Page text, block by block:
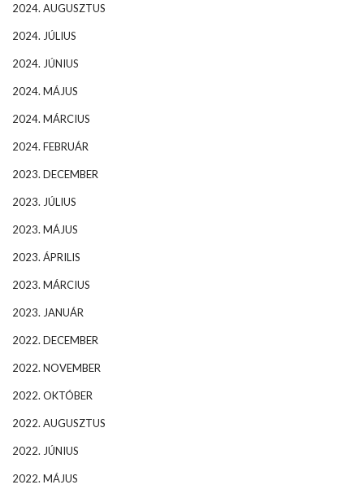
2024. AUGUSZTUS
2024. JÚLIUS
2024. JÚNIUS
2024. MÁJUS
2024. MÁRCIUS
2024. FEBRUÁR
2023. DECEMBER
2023. JÚLIUS
2023. MÁJUS
2023. ÁPRILIS
2023. MÁRCIUS
2023. JANUÁR
2022. DECEMBER
2022. NOVEMBER
2022. OKTÓBER
2022. AUGUSZTUS
2022. JÚNIUS
2022. MÁJUS